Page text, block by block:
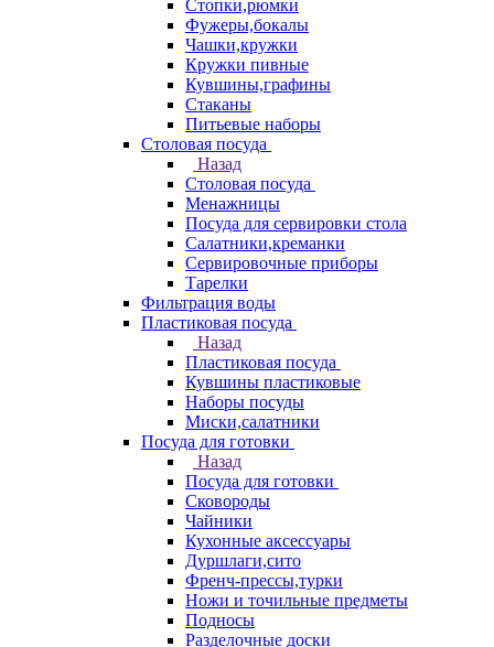
Стопки,рюмки
Фужеры,бокалы
Чашки,кружки
Кружки пивные
Кувшины,графины
Стаканы
Питьевые наборы
Столовая посуда
Назад
Столовая посуда
Менажницы
Посуда для сервировки стола
Салатники,креманки
Сервировочные приборы
Тарелки
Фильтрация воды
Пластиковая посуда
Назад
Пластиковая посуда
Кувшины пластиковые
Наборы посуды
Миски,салатники
Посуда для готовки
Назад
Посуда для готовки
Сковороды
Чайники
Кухонные аксессуары
Дуршлаги,сито
Френч-прессы,турки
Ножи и точильные предметы
Подносы
Разделочные доски